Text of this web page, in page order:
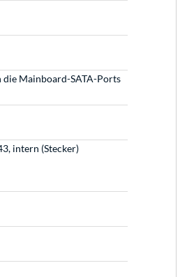
Mainboard-SATA-Ports
intern (Stecker)